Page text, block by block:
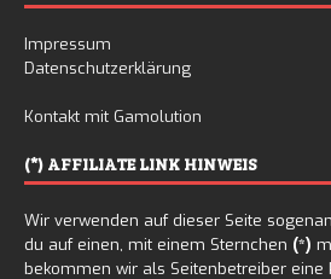
Impressum
Datenschutzerklärung
Kontakt mit Gamolution
(*) AFFILIATE LINK HINWEIS
Wir verwenden auf dieser Seite
du auf einen, mit einem Sternchen (*)
bekommen wir als Seitenbetreiber eine